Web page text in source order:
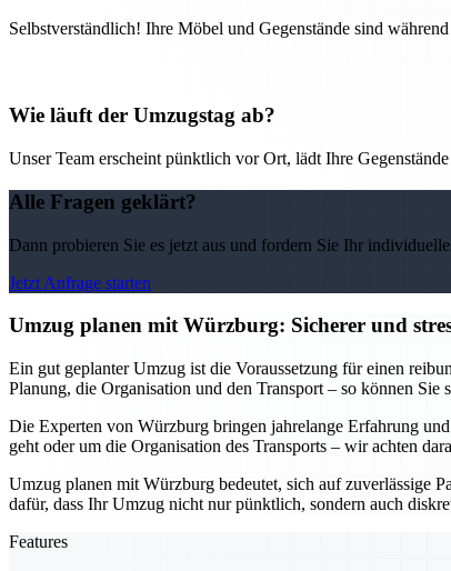
Selbstverständlich! Ihre Möbel und Gegenstände sind
Wie läuft der Umzugstag ab?
Unser Team erscheint pünktlich vor Ort, lädt Ihre
Alle Fragen geklärt?
Dann probieren Sie es jetzt aus und fordern Sie Ihr
Jetzt Anfrage starten
Umzug planen mit Würzburg: Sicherer und
Ein gut geplanter Umzug ist die Voraussetzung für einen
Planung, die Organisation und den Transport – so können Sie
Die Experten von Würzburg bringen jahrelange Erfahrung
geht oder um die Organisation des Transports – wir achten
Umzug planen mit Würzburg bedeutet, sich auf zuverlässige
dafür, dass Ihr Umzug nicht nur pünktlich, sondern auch
Features